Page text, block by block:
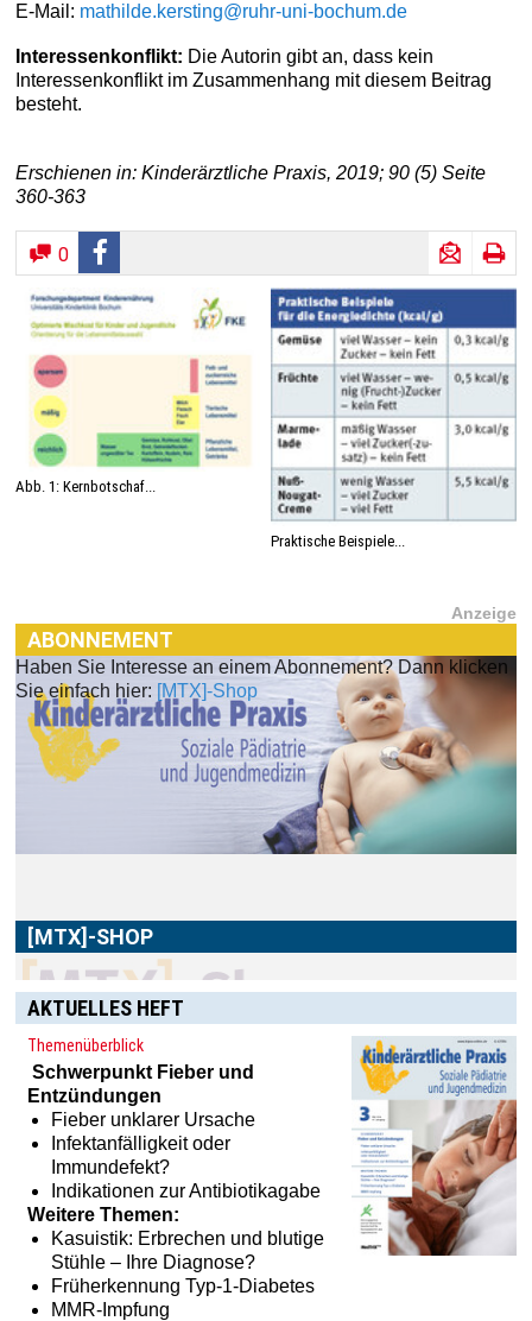
E-Mail: mathilde.kersting@ruhr-uni-bochum.de
Interessenkonflikt: Die Autorin gibt an, dass kein
Interessenkonflikt im Zusammenhang mit diesem Beitrag
besteht.
Erschienen in: Kinderärztliche Praxis, 2019; 90 (5) Seite
360-363
0
Abb. 1: Kernbotschaf...
Praktische Beispiele...
Anzeige
ABONNEMENT
Haben Sie Interesse an einem Abonnement? Dann klicken
Sie einfach hier: [MTX]-Shop
[MTX]-SHOP
finden Sie alle Produkte aus unserem
Verlagsprogramm: Bücher, Zeitschriften oder
AKTUELLES HEFT
Themenüberblick
Schwerpunkt Fieber und
Entzündungen
Fieber unklarer Ursache
Infektanfälligkeit oder
Immundefekt?
Indikationen zur Antibiotikagabe
Weitere Themen:
Kasuistik: Erbrechen und blutige
Stühle – Ihre Diagnose?
Früherkennung Typ-1-Diabetes
MMR-Impfung